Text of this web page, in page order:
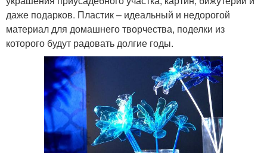
даже подарков. Пластик – идеальный и недорогой
материал для домашнего творчества, поделки из
которого будут радовать долгие годы.